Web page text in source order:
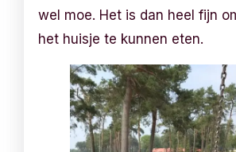
wel moe. Het is dan heel fijn
het huisje te kunnen eten.